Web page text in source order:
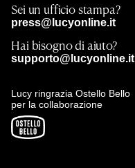
Sei un ufficio stampa?
press@lucyonline.it
Hai bisogno di aiuto?
supporto@lucyonline.it
Lucy ringrazia Ostello Bello
per la collaborazione